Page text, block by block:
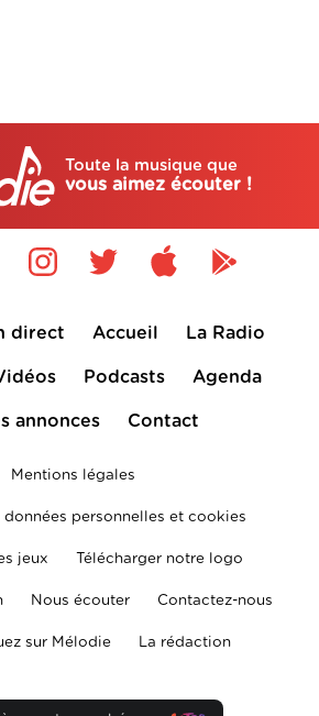
Toute la musique que
vous aimez écouter !
direct Accueil La Radio
Podcasts Agenda
annonces Contact
Mentions légales
données personnelles et cookies
jeux Télécharger notre logo
Nous écouter Contactez-nous
sur Mélodie La rédaction